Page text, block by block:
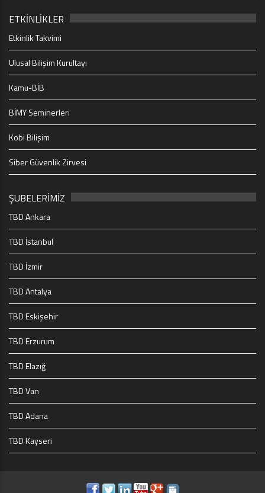
ETKİNLİKLER
Etkinlik Takvimi
Ulusal Bilişim Kurultayı
Kamu-BİB
BİMY Seminerleri
Kobi Bilişim
Siber Güvenlik Zirvesi
ŞUBELERİMİZ
TBD Ankara
TBD İstanbul
TBD İzmir
TBD Antalya
TBD Eskişehir
TBD Erzurum
TBD Elazığ
TBD Van
TBD Adana
TBD Kayseri